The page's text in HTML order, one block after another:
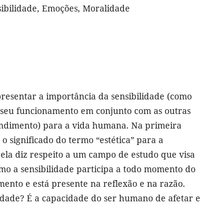
Emoções, Moralidade
a importância da sensibilidade (como
funcionamento em conjunto com as outras
para a vida humana. Na primeira
significado do termo “estética” para a
diz respeito a um campo de estudo que visa
a sensibilidade participa a todo momento do
e está presente na reflexão e na razão.
É a capacidade do ser humano de afetar e